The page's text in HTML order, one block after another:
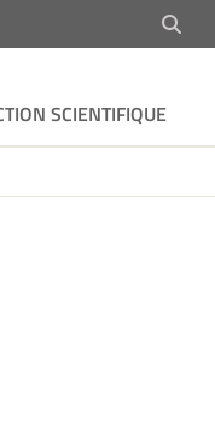
SCIENTIFIQUE